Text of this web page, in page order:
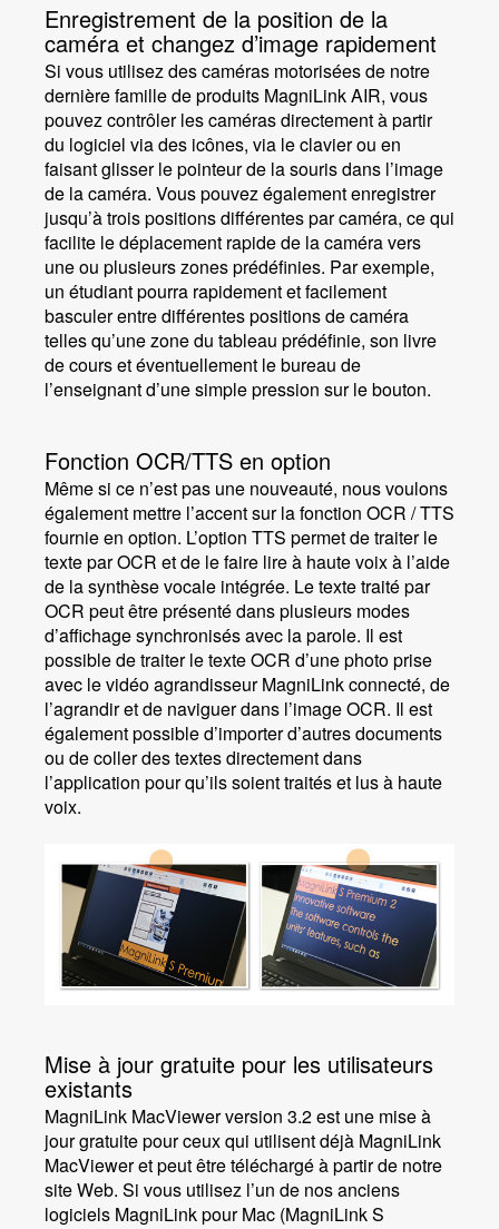
Enregistrement de la position de la
caméra et changez d’image rapidement
Si vous utilisez des caméras motorisées de notre
dernière famille de produits MagniLink AIR, vous
pouvez contrôler les caméras directement à partir
du logiciel via des icônes, via le clavier ou en
faisant glisser le pointeur de la souris dans l’image
de la caméra. Vous pouvez également enregistrer
jusqu’à trois positions différentes par caméra, ce qui
facilite le déplacement rapide de la caméra vers
une ou plusieurs zones prédéfinies. Par exemple,
un étudiant pourra rapidement et facilement
basculer entre différentes positions de caméra
telles qu’une zone du tableau prédéfinie, son livre
de cours et éventuellement le bureau de
l’enseignant d’une simple pression sur le bouton.
Fonction OCR/TTS en option
Même si ce n’est pas une nouveauté, nous voulons
également mettre l’accent sur la fonction OCR / TTS
fournie en option. L’option TTS permet de traiter le
texte par OCR et de le faire lire à haute voix à l’aide
de la synthèse vocale intégrée. Le texte traité par
OCR peut être présenté dans plusieurs modes
d’affichage synchronisés avec la parole. Il est
possible de traiter le texte OCR d’une photo prise
avec le vidéo agrandisseur MagniLink connecté, de
l’agrandir et de naviguer dans l’image OCR. Il est
également possible d’importer d’autres documents
ou de coller des textes directement dans
l’application pour qu’ils soient traités et lus à haute
voix.
Mise à jour gratuite pour les utilisateurs
existants
MagniLink MacViewer version 3.2 est une mise à
jour gratuite pour ceux qui utilisent déjà MagniLink
MacViewer et peut être téléchargé à partir de notre
site Web. Si vous utilisez l’un de nos anciens
logiciels MagniLink pour Mac (MagniLink S